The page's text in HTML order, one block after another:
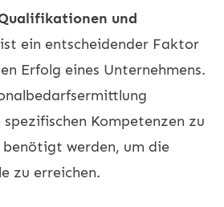
und
ist ein entscheidender Faktor
Erfolg eines Unternehmens.
Kompetenzen zu
werden, um die
zu erreichen.